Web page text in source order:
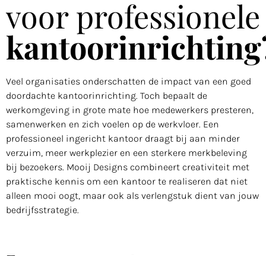
voor professionele
Veel organisaties onderschatten de impact van een goed
doordachte kantoorinrichting. Toch bepaalt de
werkomgeving in grote mate hoe medewerkers presteren,
samenwerken en zich voelen op de werkvloer. Een
professioneel ingericht kantoor draagt bij aan minder
verzuim, meer werkplezier en een sterkere merkbeleving
bij bezoekers. Mooij Designs combineert creativiteit met
praktische kennis om een kantoor te realiseren dat niet
alleen mooi oogt, maar ook als verlengstuk dient van jouw
bedrijfsstrategie.